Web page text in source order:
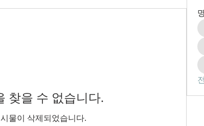
찾을 수 없습니다.
물이 삭제되었습니다.
명